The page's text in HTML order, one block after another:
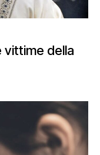
vittime della